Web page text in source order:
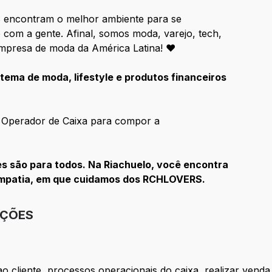
encontram o melhor ambiente para se
a gente. Afinal, somos moda, varejo, tech,
de moda da América Latina! ♥
de moda, lifestyle e produtos financeiros
de Caixa para compor a
são para todos. Na Riachuelo, você encontra
em que cuidamos dos RCHLOVERS.